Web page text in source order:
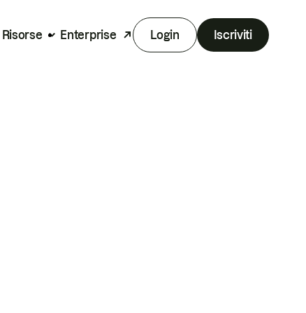
Risorse Enterprise Login Iscriviti